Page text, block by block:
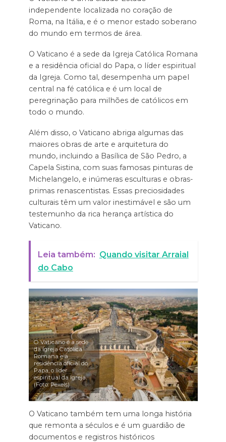
independente localizada no coração de
Roma, na Itália, e é o menor estado soberano
do mundo em termos de área.
O Vaticano é a sede da Igreja Católica Romana
e a residência oficial do Papa, o líder espiritual
da Igreja. Como tal, desempenha um papel
central na fé católica e é um local de
peregrinação para milhões de católicos em
todo o mundo.
Além disso, o Vaticano abriga algumas das
maiores obras de arte e arquitetura do
mundo, incluindo a Basílica de São Pedro, a
Capela Sistina, com suas famosas pinturas de
Michelangelo, e inúmeras esculturas e obras-
primas renascentistas. Essas preciosidades
culturais têm um valor inestimável e são um
testemunho da rica herança artística do
Vaticano.
Leia também: Quando visitar Arraial
do Cabo
O Vaticano é a sede
da Igreja Católica
Romana e a
residência oficial do
Papa, o líder
espiritual da Igreja.
(Foto: Pexels)
O Vaticano também tem uma longa história
que remonta a séculos e é um guardião de
documentos e registros históricos